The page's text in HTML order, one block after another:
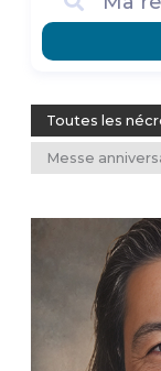
Toutes les
Messe